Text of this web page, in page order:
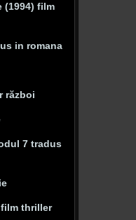
(1994) film
in romana
război
7 tradus
film thriller